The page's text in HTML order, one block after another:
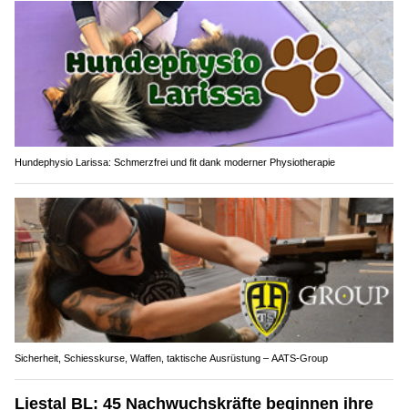
Hundephysio Larissa: Schmerzfrei und fit dank moderner Physiotherapie
Sicherheit, Schiesskurse, Waffen, taktische Ausrüstung – AATS-Group
Liestal BL: 45 Nachwuchskräfte beginnen ihre